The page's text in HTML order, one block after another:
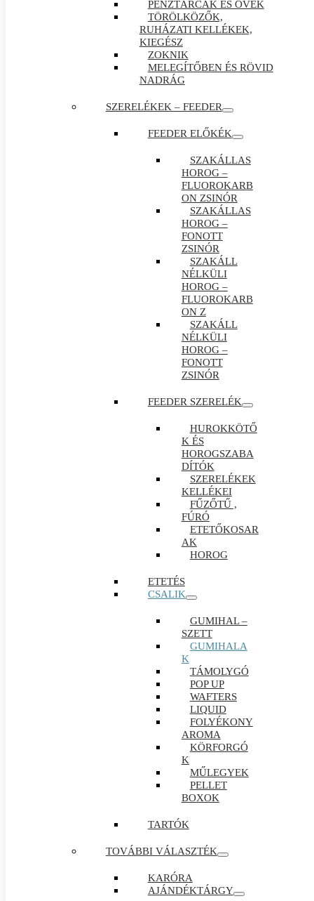
PÉNZTÁRCÁK ÉS ÖVEK
TÖRÖLKÖZŐK,
RUHÁZATI KELLÉKEK,
KIEGÉSZ
ZOKNIK
MELEGÍTŐBEN ÉS RÖVID
NADRÁG
SZERELÉKEK – FEEDER
FEEDER ELŐKÉK
SZAKÁLLAS
HOROG –
FLUOROKARB
ON ZSINÓR
SZAKÁLLAS
HOROG –
FONOTT
ZSINÓR
SZAKÁLL
NÉLKÜLI
HOROG –
FLUOROKARB
ON Z
SZAKÁLL
NÉLKÜLI
HOROG –
FONOTT
ZSINÓR
FEEDER SZERELÉK
HUROKKÖTŐ
K ÉS
HOROGSZABA
DÍTÓK
SZERELÉKEK
KELLÉKEI
FŰZŐTŰ ,
FÚRÓ
ETETŐKOSAR
AK
HOROG
ETETÉS
CSALIK
GUMIHAL –
SZETT
GUMIHALA
K
TÁMOLYGÓ
POP UP
WAFTERS
LIQUID
FOLYÉKONY
AROMA
KÖRFORGÓ
K
MŰLEGYEK
PELLET
BOXOK
TARTÓK
TOVÁBBI VÁLASZTÉK
KARÓRA
AJÁNDÉKTÁRGY